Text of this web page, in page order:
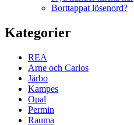
Borttappat lösenord?
Kategorier
REA
Arne och Carlos
Järbo
Kampes
Opal
Permin
Rauma